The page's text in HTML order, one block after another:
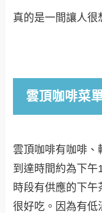
真的是一間讓人很
雲頂咖啡菜
雲頂咖啡有咖啡、
到達時間約為下
時段有供應的下
很好吃。因為有低